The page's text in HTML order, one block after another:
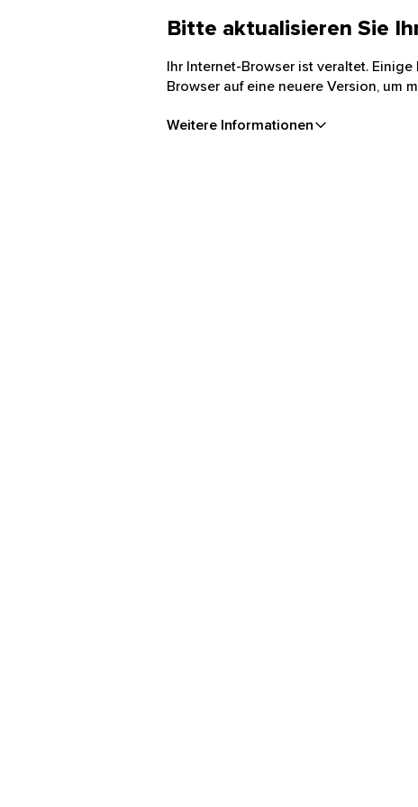
Bitte aktualisieren Sie
Ihr Internet-Browser ist veraltet.
Browser auf eine neuere Version, um
Weitere Informationen